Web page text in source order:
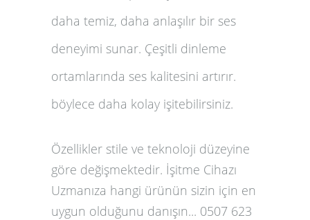
daha temiz, daha anlaşılır bir ses
deneyimi sunar. Çeşitli dinleme
ortamlarında ses kalitesini artırır.
böylece daha kolay işitebilirsiniz.
Özellikler stile ve teknoloji düzeyine
göre değişmektedir. İşitme Cihazı
Uzmanıza hangi ürünün sizin için en
uygun olduğunu danışın... 0507 623